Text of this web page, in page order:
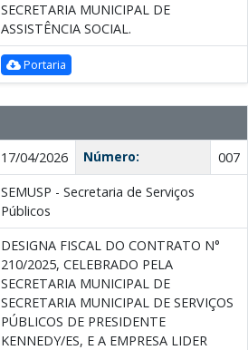
SECRETARIA MUNICIPAL DE
ASSISTÊNCIA SOCIAL.
Portaria
17/04/2026 Número:
007
SEMUSP - Secretaria de Serviços
Públicos
DESIGNA FISCAL DO CONTRATO N°
210/2025, CELEBRADO PELA
SECRETARIA MUNICIPAL DE
SECRETARIA MUNICIPAL DE SERVIÇOS
PÚBLICOS DE PRESIDENTE
KENNEDY/ES, E A EMPRESA LIDER